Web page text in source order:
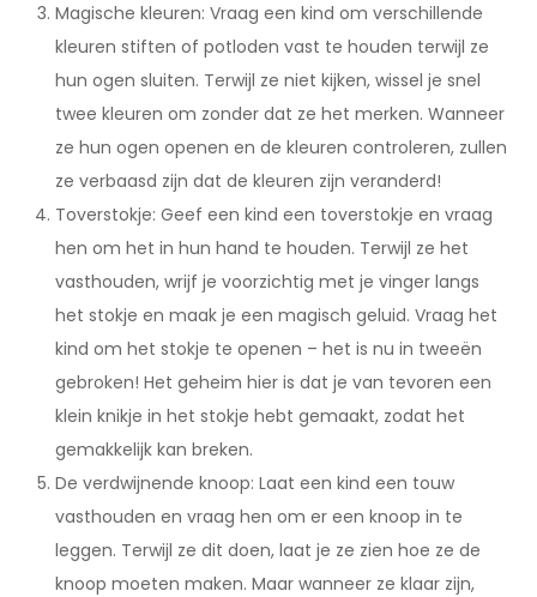
Magische kleuren: Vraag een kind om verschillende
kleuren stiften of potloden vast te houden terwijl ze
hun ogen sluiten. Terwijl ze niet kijken, wissel je snel
twee kleuren om zonder dat ze het merken. Wanneer
ze hun ogen openen en de kleuren controleren, zullen
ze verbaasd zijn dat de kleuren zijn veranderd!
Toverstokje: Geef een kind een toverstokje en vraag
hen om het in hun hand te houden. Terwijl ze het
vasthouden, wrijf je voorzichtig met je vinger langs
het stokje en maak je een magisch geluid. Vraag het
kind om het stokje te openen – het is nu in tweeën
gebroken! Het geheim hier is dat je van tevoren een
klein knikje in het stokje hebt gemaakt, zodat het
gemakkelijk kan breken.
De verdwijnende knoop: Laat een kind een touw
vasthouden en vraag hen om er een knoop in te
leggen. Terwijl ze dit doen, laat je ze zien hoe ze de
knoop moeten maken. Maar wanneer ze klaar zijn,